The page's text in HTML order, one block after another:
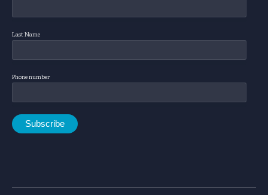
Last Name
Phone number